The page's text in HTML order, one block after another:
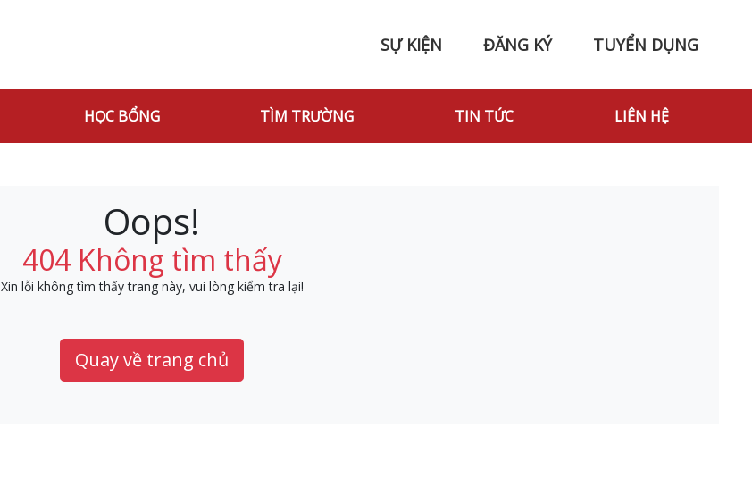
SỰ KIỆN ĐĂNG KÝ TUYỂN DỤNG
HỌC BỔNG TÌM TRƯỜNG TIN TỨC LIÊN HỆ
Oops!
404 Không tìm thấy
Xin lỗi không tìm thấy trang này, vui lòng kiểm tra lại!
Quay về trang chủ